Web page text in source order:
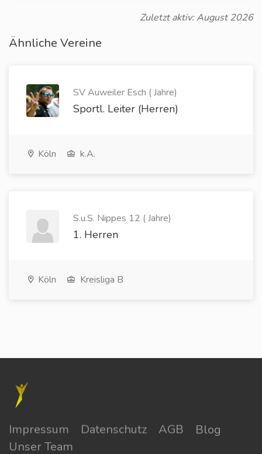
Zuletzt aktiv: August 2026
Ähnliche Vereine
SV Auweiler Esch ( Jahre)
Sportl. Leiter (Herren)
Köln k.A.
S.u.S. Nippes 12 ( Jahre)
1. Herren
Köln Kreisliga B
Impressum Datenschutz AGB
Blog
Unser Team